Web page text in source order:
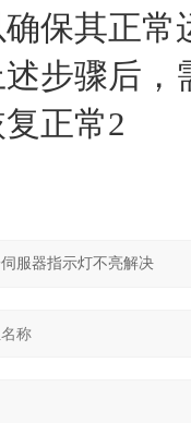
保其正常
步骤后
正常2